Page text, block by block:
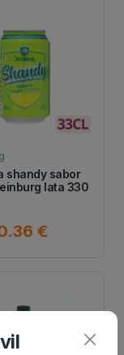
shandy sabor
lata 330
€